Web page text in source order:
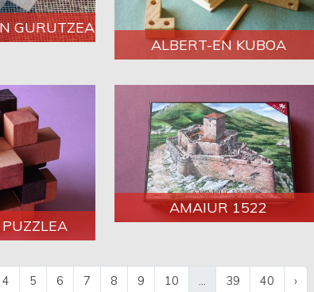
GURUTZEA
ALBERT-EN KUBOA
AMAIUR 1522
4 5 6 7 8 9 10 39 40 ›